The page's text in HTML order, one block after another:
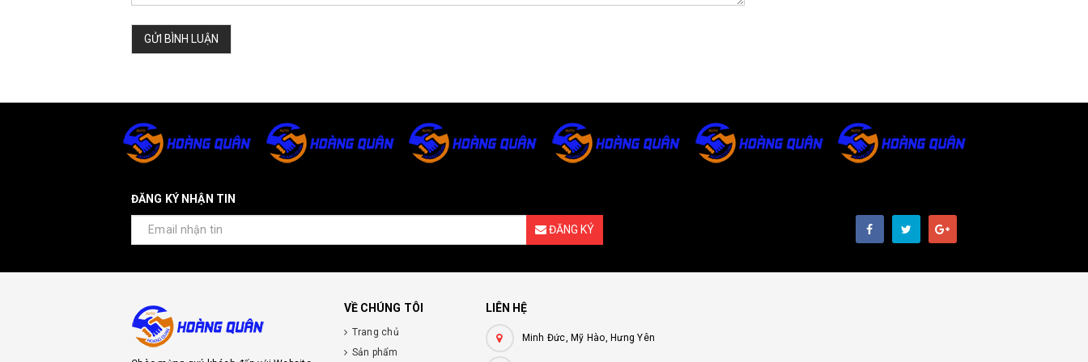
GỬI BÌNH LUẬN
ĐĂNG KÝ NHẬN TIN
ĐĂNG KÝ
VỀ CHÚNG TÔI
Trang chủ
Sản phẩm
LIÊN HỆ
Minh Đức, Mỹ Hào, Hưng Yên